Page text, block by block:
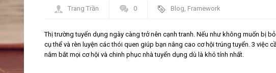
Trang Trần 0 Blog, Framework
Thị trường tuyển dụng ngày càng trở nên cạnh tranh. Nếu như không muốn bị
cụ thể và rèn luyện các thói quen giúp bạn nâng cao cơ hội trúng tuyển. 3 việc
nắm bắt mọi cơ hội và chinh phục nhà tuyển dụng dù là khó tính nhất.